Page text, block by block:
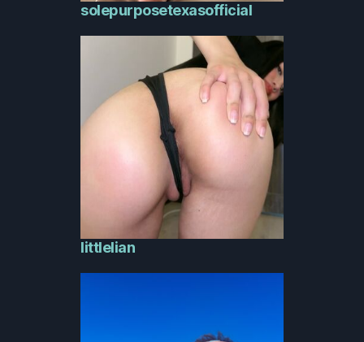
solepurposetexasofficial
littlelian